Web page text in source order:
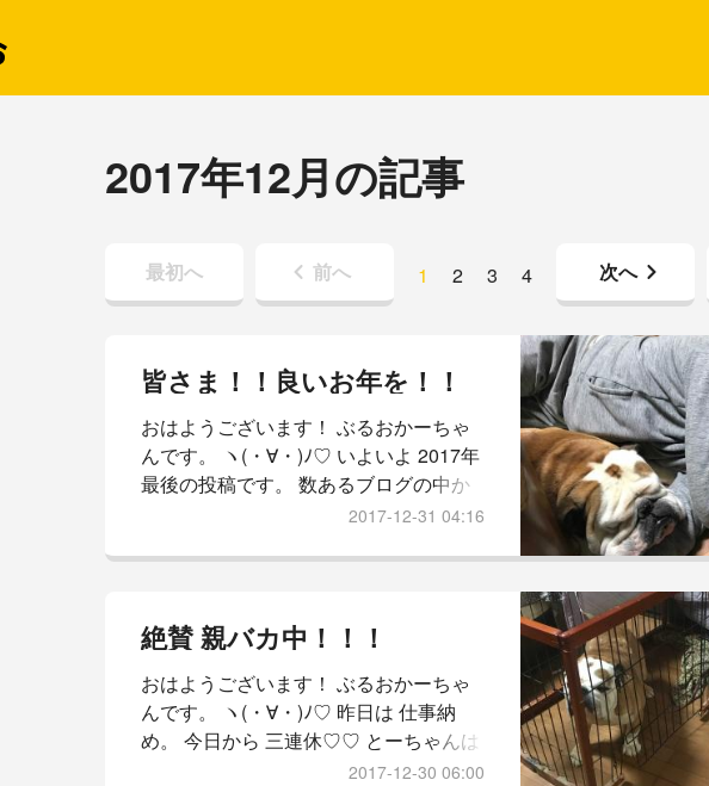
2017年12月の記事
最初へ 前へ 1 2 3 4 次へ
皆さま！！良いお年を！！
おはようございます！ ぶるおかーちゃ
んです。 ヽ(・∀・)ﾉ♡ いよいよ 2017年
最後の投稿です。 数あるブログの中か
ら 【 ぶるどっぐの ぶるお 】 に、ご訪
この 一年を 振り返り 沢山の方と 良い交
上げます。 休むことなく 続けてこられ
ましたのも 応援して下さる 皆さまあっ
てこそ。 歳のせいか 年の瀬が そうさ
2017-12-31 04:16
絶賛 親バカ中！！！
おはようございます！ ぶるおかーちゃ
んです。 ヽ(・∀・)ﾉ♡ 昨日は 仕事納
め。 今日から 三連休♡♡ とーちゃんは
１週間の お休み。 そやのに！！ とーち
2017-12-30 06:00